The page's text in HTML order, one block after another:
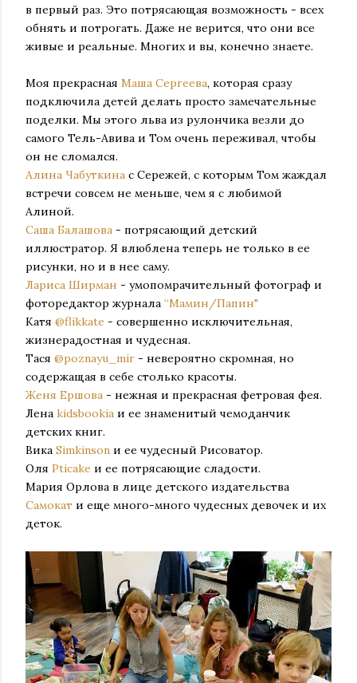
в первый раз. Это потрясающая возможность - всех
обнять и потрогать. Даже не верится, что они все
живые и реальные. Многих и вы, конечно знаете.
Моя прекрасная Маша Сергеева, которая сразу
подключила детей делать просто замечательные
поделки. Мы этого льва из рулончика везли до
самого Тель-Авива и Том очень переживал, чтобы
он не сломался.
Алина Чабуткина с Сережей, с которым Том жаждал
встречи совсем не меньше, чем я с любимой
Алиной.
Саша Балашова - потрясающий детский
иллюстратор. Я влюблена теперь не только в ее
рисунки, но и в нее саму.
Лариса Ширман - умопомрачительный фотограф и
фоторедактор журнала “Мамин/Папин"
Катя @flikkate - совершенно исключительная,
жизнерадостная и чудесная.
Тася @poznayu_mir - невероятно скромная, но
содержащая в себе столько красоты.
Женя Ершова - нежная и прекрасная фетровая фея.
Лена kidsbookia и ее знаменитый чемоданчик
детских книг.
Вика Simkinson и ее чудесный Рисоватор.
Оля Pticake и ее потрясающие сладости.
Мария Орлова в лице детского издательства
Самокат и еще много-много чудесных девочек и их
деток.